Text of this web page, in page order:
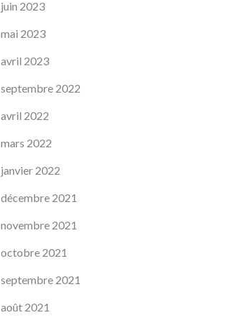
juin 2023
mai 2023
avril 2023
septembre 2022
avril 2022
mars 2022
janvier 2022
décembre 2021
novembre 2021
octobre 2021
septembre 2021
août 2021